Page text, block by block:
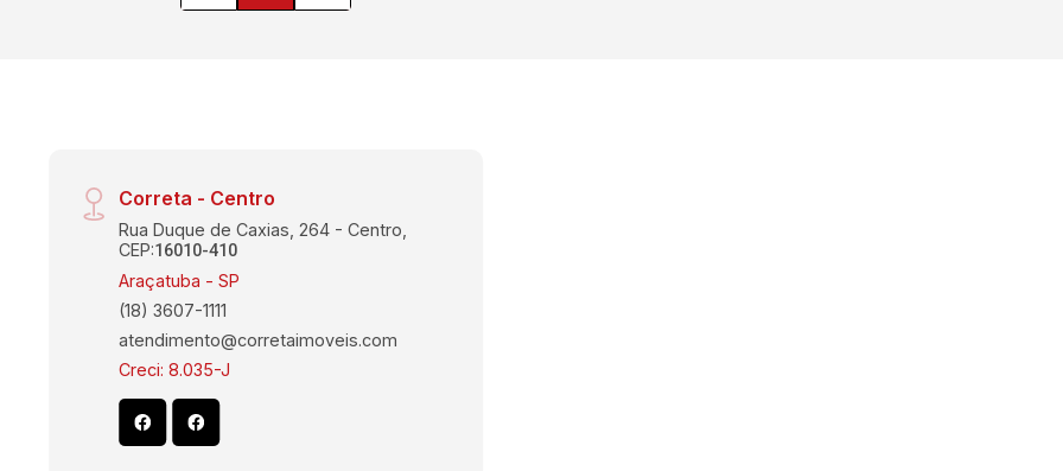
Correta - Centro
Rua Duque de Caxias, 264 - Centro,
CEP:16010-410
Araçatuba - SP
(18) 3607-1111
atendimento@corretaimoveis.com
Creci: 8.035-J